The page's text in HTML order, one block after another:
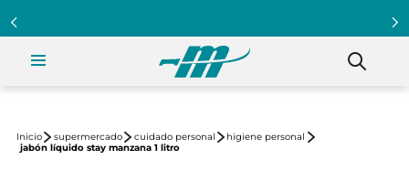
supermercado cuidado personal
higiene personal
jabón líquido stay manzana 1 litro